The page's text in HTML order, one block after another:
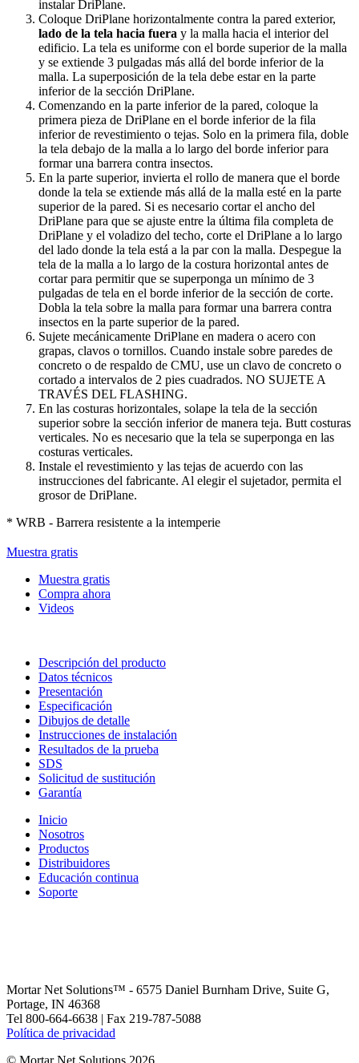
instalar DriPlane.
Coloque DriPlane horizontalmente contra la pared exterior,
lado de la tela hacia fuera y la malla hacia el interior del
edificio. La tela es uniforme con el borde superior de la malla
y se extiende 3 pulgadas más allá del borde inferior de la
malla. La superposición de la tela debe estar en la parte
inferior de la sección DriPlane.
Comenzando en la parte inferior de la pared, coloque la
primera pieza de DriPlane en el borde inferior de la fila
inferior de revestimiento o tejas. Solo en la primera fila, doble
la tela debajo de la malla a lo largo del borde inferior para
formar una barrera contra insectos.
En la parte superior, invierta el rollo de manera que el borde
donde la tela se extiende más allá de la malla esté en la parte
superior de la pared. Si es necesario cortar el ancho del
DriPlane para que se ajuste entre la última fila completa de
DriPlane y el voladizo del techo, corte el DriPlane a lo largo
del lado donde la tela está a la par con la malla. Despegue la
tela de la malla a lo largo de la costura horizontal antes de
cortar para permitir que se superponga un mínimo de 3
pulgadas de tela en el borde inferior de la sección de corte.
Dobla la tela sobre la malla para formar una barrera contra
insectos en la parte superior de la pared.
Sujete mecánicamente DriPlane en madera o acero con
grapas, clavos o tornillos. Cuando instale sobre paredes de
concreto o de respaldo de CMU, use un clavo de concreto o
cortado a intervalos de 2 pies cuadrados. NO SUJETE A
TRAVÉS DEL FLASHING.
En las costuras horizontales, solape la tela de la sección
superior sobre la sección inferior de manera teja. Butt costuras
verticales. No es necesario que la tela se superponga en las
costuras verticales.
Instale el revestimiento y las tejas de acuerdo con las
instrucciones del fabricante. Al elegir el sujetador, permita el
grosor de DriPlane.
* WRB - Barrera resistente a la intemperie
Muestra gratis
Muestra gratis
Compra ahora
Videos
Descripción del producto
Datos técnicos
Presentación
Especificación
Dibujos de detalle
Instrucciones de instalación
Resultados de la prueba
SDS
Solicitud de sustitución
Garantía
Inicio
Nosotros
Productos
Distribuidores
Educación continua
Soporte
Mortar Net Solutions™ - 6575 Daniel Burnham Drive, Suite G,
Portage, IN 46368
Tel 800-664-6638 | Fax 219-787-5088
Política de privacidad